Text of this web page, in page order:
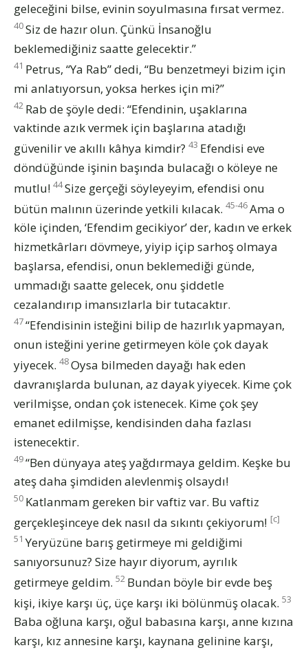
geleceğini bilse, evinin soyulmasına fırsat vermez.
40Siz de hazır olun. Çünkü İnsanoğlu
beklemediğiniz saatte gelecektir.”
41 Petrus, “Ya Rab” dedi, “Bu benzetmeyi bizim için
mi anlatıyorsun, yoksa herkes için mi?”
42 Rab de şöyle dedi: “Efendinin, uşaklarına
vaktinde azık vermek için başlarına atadığı
güvenilir ve akıllı kâhya kimdir? 43 Efendisi eve
döndüğünde işinin başında bulacağı o köleye ne
mutlu! 44Size gerçeği söyleyeyim, efendisi onu
bütün malının üzerinde yetkili kılacak. 45-46Ama o
köle içinden, ‘Efendim gecikiyor’ der, kadın ve erkek
hizmetkârları dövmeye, yiyip içip sarhoş olmaya
başlarsa, efendisi, onun beklemediği günde,
ummadığı saatte gelecek, onu şiddetle
cezalandırıp imansızlarla bir tutacaktır.
47“Efendisinin isteğini bilip de hazırlık yapmayan,
onun isteğini yerine getirmeyen köle çok dayak
yiyecek. 48Oysa bilmeden dayağı hak eden
davranışlarda bulunan, az dayak yiyecek. Kime çok
verilmişse, ondan çok istenecek. Kime çok şey
emanet edilmişse, kendisinden daha fazlası
istenecektir.
49“Ben dünyaya ateş yağdırmaya geldim. Keşke bu
ateş daha şimdiden alevlenmiş olsaydı!
50 Katlanmam gereken bir vaftiz var. Bu vaftiz
gerçekleşinceye dek nasıl da sıkıntı çekiyorum! [c]
51 Yeryüzüne barış getirmeye mi geldiğimi
sanıyorsunuz? Size hayır diyorum, ayrılık
getirmeye geldim. 52 Bundan böyle bir evde beş
kişi, ikiye karşı üç, üçe karşı iki bölünmüş olacak. 53
Baba oğluna karşı, oğul babasına karşı, anne kızına
karşı, kız annesine karşı, kaynana gelinine karşı,